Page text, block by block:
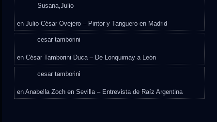
Susana,Julio
enJulio César Ovejero – Pintor y Tanguero en Madrid
cesar tamborini
enCésar Tamborini Duca – De Lonquimay a León
cesar tamborini
enAnabella Zoch en Sevilla – Entrevista de Raíz Argentina